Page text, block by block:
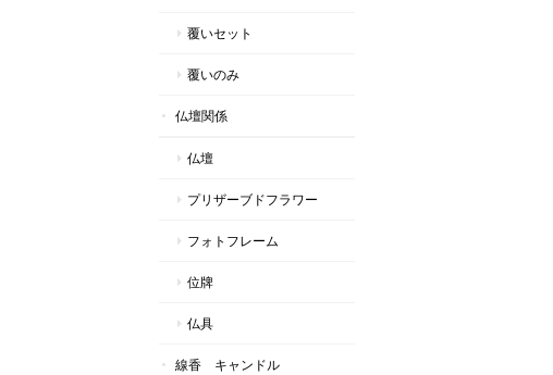
覆いセット
覆いのみ
仏壇関係
仏壇
プリザーブドフラワー
フォトフレーム
位牌
仏具
線香 キャンドル